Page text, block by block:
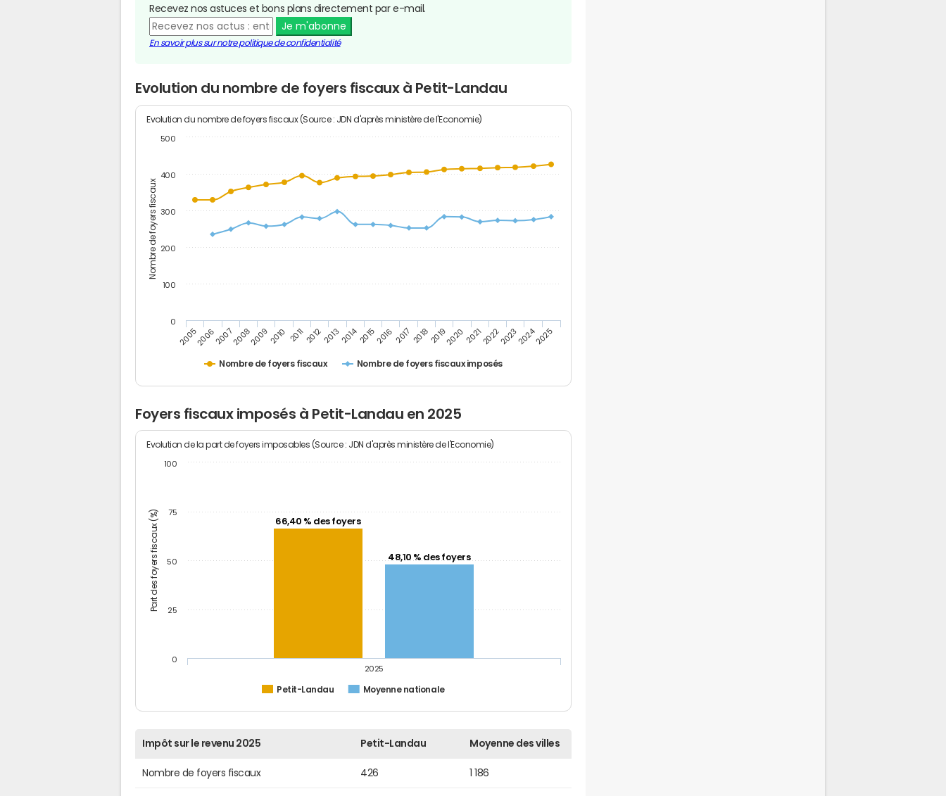
Recevez nos astuces et bons plans directement par e-mail.
Je m'abonne
En savoir plus sur notre politique de confidentialité
Evolution du nombre de foyers fiscaux à Petit-Landau
Nombre de foyers fiscaux
Evolution du nombre de foyers fiscaux (Source : JDN d'après ministère de l'Economie)
Nombre de foyers fiscaux Nombre de foyers fiscaux imposés
200520062007200820092010 201120122013201420152016 2017 20182019202020212022202320242025
0
100
200
300
400
500
Foyers fiscaux imposés à Petit-Landau en 2025
Part des foyers fiscaux (%)
Evolution de la part de foyers imposables (Source : JDN d'après ministère de l'Economie)
66,40 % des foyers
48,10 % des foyers
Petit-Landau Moyenne nationale
2025
0
25
50
75
100
Impôt sur le revenu 2025 Petit-Landau Moyenne des villes
Nombre de foyers fiscaux 426 1 186